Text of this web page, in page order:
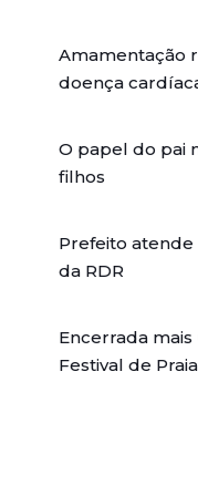
Amamentação
doença
O papel do pai
filhos
Prefeito
da RDR
Encerrada
Festival de